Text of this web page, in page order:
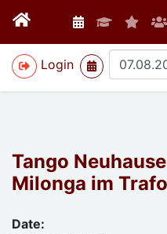
Login
>
Tango
Milonga im Trafo
Date: